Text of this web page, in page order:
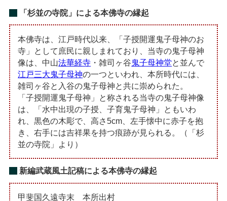
「杉並の寺院」による本佛寺の縁起
本佛寺は、江戸時代以来、「子授開運鬼子母神のお
寺」として庶民に親しまれており、当寺の鬼子母神
像は、中山法華経寺 ・雑司ヶ谷鬼子母神堂と並んで
江戸三大鬼子母神の一つといわれ、本所時代には、
雑司ヶ谷と入谷の鬼子母神と共に崇められた。
「子授開運鬼子母神」と称される当寺の鬼子母神像
は、「水中出現の子授、子育鬼子母神」ともいわ
れ、黒色の木彫で、高さ5cm、左手懐中に赤子を抱
き、右手には吉祥果を持つ痕跡が見られる。（「杉
並の寺院」より）
新編武蔵風土記稿による本佛寺の縁起
甲斐国久遠寺末 本所出村